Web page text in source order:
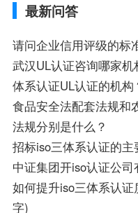
最新问答
请问企业信用评级的标
武汉UL认证咨询哪家
体系认证UL认证的机构
食品安全法配套法规和
法规分别是什么？
招标iso三体系认证的
中证集团开iso认证公司
如何提升iso三体系认
字)